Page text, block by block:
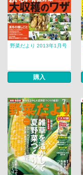
野菜だより 2013年1月号
購入